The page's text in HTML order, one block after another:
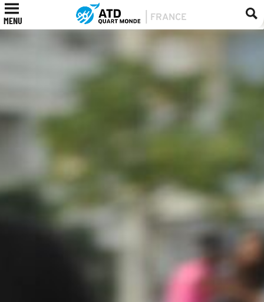
MENU